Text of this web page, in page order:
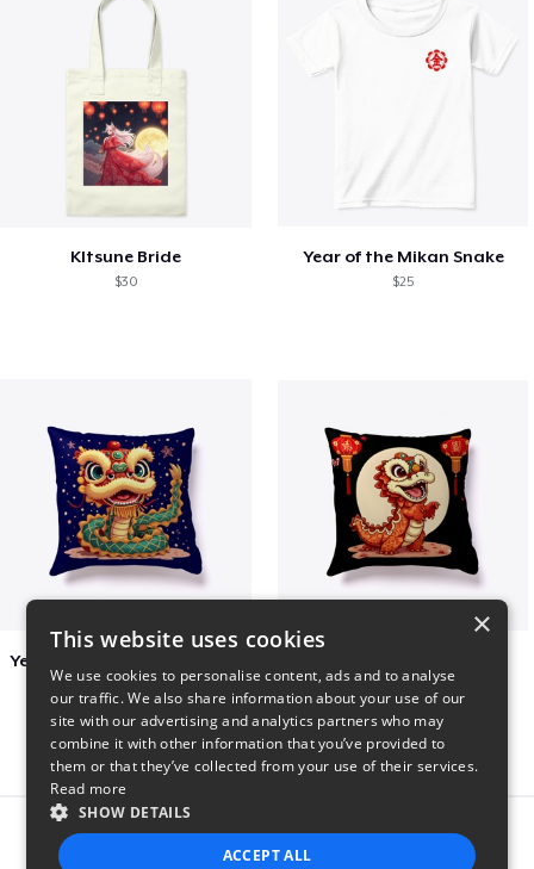
KItsune Bride
$30
Year of the Mikan Snake
$25
$29 $29
Report this product
×
This website uses cookies
We use cookies to personalise content, ads and to analyse
our traffic. We also share information about your use of our
site with our advertising and analytics partners who may
combine it with other information that you’ve provided to
them or that they’ve collected from your use of their services.
Read more
SHOW DETAILS
ACCEPT ALL